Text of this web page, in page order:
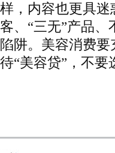
样，内容也更具
客、“三无”产品
陷阱。美容消费
待“美容贷”，不